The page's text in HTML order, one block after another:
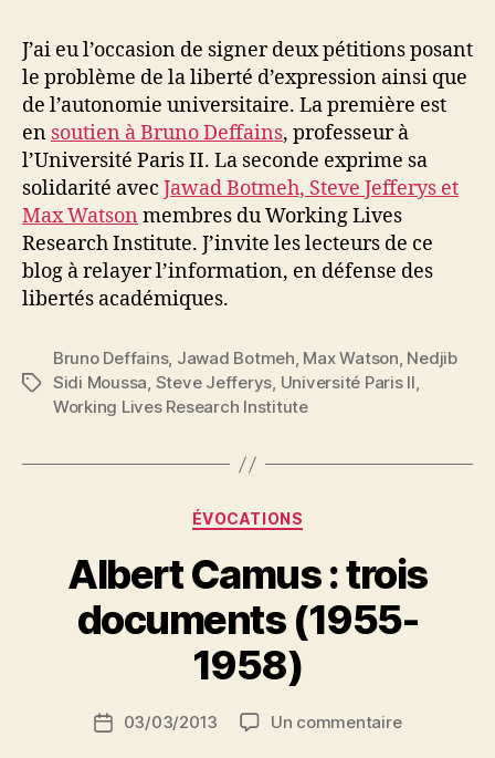
M
u
s
s
a
–
J’ai eu l’occasion de signer deux pétitions posant
le problème de la liberté d’expression ainsi que
de l’autonomie universitaire. La première est
en soutien à Bruno Deffains, professeur à
l’Université Paris II. La seconde exprime sa
solidarité avec Jawad Botmeh, Steve Jefferys et
Max Watson membres du Working Lives
Research Institute. J’invite les lecteurs de ce
blog à relayer l’information, en défense des
libertés académiques.
Étiquettes
Bruno Deffains, Jawad Botmeh, Max Watson, Nedjib
Sidi Moussa, Steve Jefferys, Université Paris II,
Working Lives Research Institute
Catégories
ÉVOCATIONS
Albert Camus : trois
documents (1955-
1958)
Auteur
de
a
N
d
ji
b
Date03/03/2013 Un commentairesur